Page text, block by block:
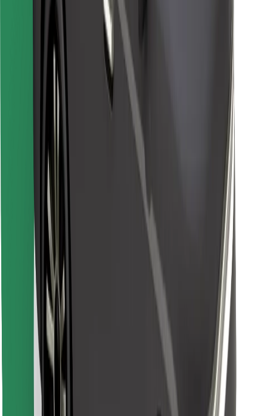
Lejupielādē Bolt lietotni
Atrodi savas mīļākās maltītes!
Lejupielādē Bolt Food lietotni